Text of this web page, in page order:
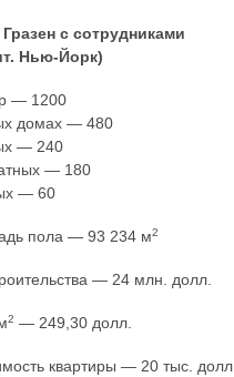
с сотрудниками
Нью-Йорк)
— 1200
домах — 480
— 240
— 180
— 60
пола — 93 234 м2
— 24 млн. долл.
2 — 249,30 долл.
квартиры — 20 тыс. долл.